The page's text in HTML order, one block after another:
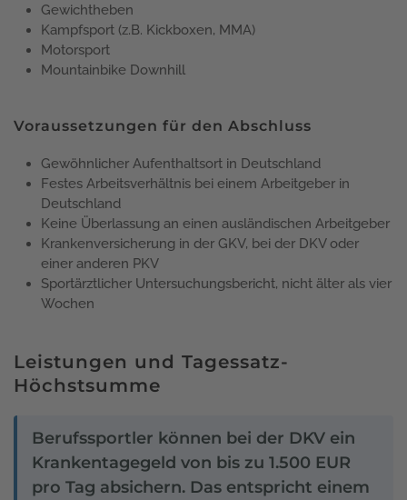
Gewichtheben
Kampfsport (z.B. Kickboxen, MMA)
Motorsport
Mountainbike Downhill
Voraussetzungen für den Abschluss
Gewöhnlicher Aufenthaltsort in Deutschland
Festes Arbeitsverhältnis bei einem Arbeitgeber in
Deutschland
Keine Überlassung an einen ausländischen Arbeitgeber
Krankenversicherung in der GKV, bei der DKV oder
einer anderen PKV
Sportärztlicher Untersuchungsbericht, nicht älter als vier
Wochen
Leistungen und Tagessatz-
Höchstsumme
Berufssportler können bei der DKV ein
Krankentagegeld von bis zu 1.500 EUR
pro Tag absichern. Das entspricht einem